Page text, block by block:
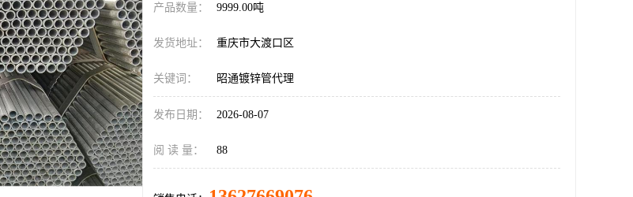
产品数量： 9999.00吨
发货地址： 重庆市大渡口区
关键词： 昭通镀锌管代理
发布日期： 2026-08-07
阅 读 量： 88